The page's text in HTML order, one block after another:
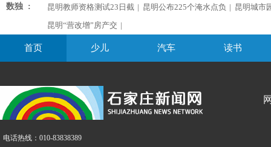
数独 : 昆明教师资格测试23日截 | 昆明公布225个淹水点负 | 昆明城市
昆明“营改增”房产交 |
首页 少儿 汽车 读书
电话热线：010-83838389